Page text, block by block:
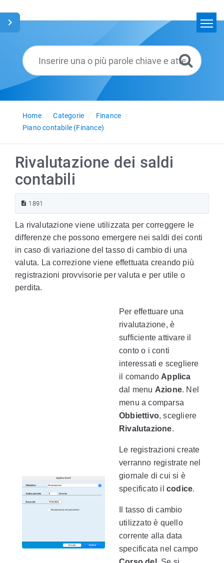
Glossario
Italiano
Home
Categorie
Finance
Piano contabile (Finance)
Rivalutazione dei saldi
contabili
1891
La rivalutazione viene utilizzata per correggere le
differenze che possono emergere nei saldi dei conti
in caso di variazione del tasso di cambio di una
valuta. La correzione viene effettuata creando più
registrazioni provvisorie per valuta e per utile o
perdita.
Per effettuare una
rivalutazione, è
sufficiente attivare il
conto o i conti
interessati e scegliere
il comando Applica
dal menu Azione. Nel
menu a comparsa
Obbiettivo, scegliere
Rivalutazione.
Le registrazioni create
verranno registrate nel
giornale di cui si è
specificato il codice.
Il tasso di cambio
utilizzato è quello
corrente alla data
specificata nel campo